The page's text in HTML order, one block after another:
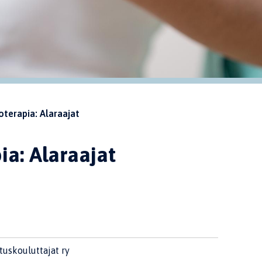
Alaraajat
Alaraajat
ry